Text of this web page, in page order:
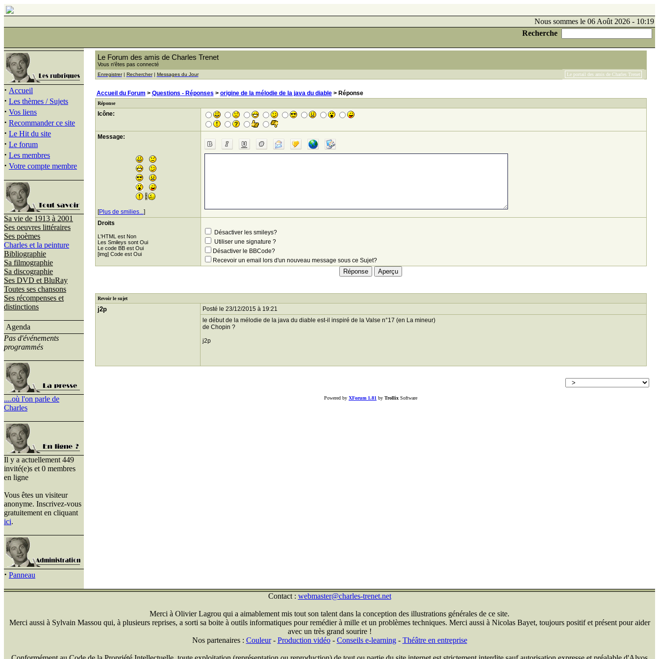
Nous sommes le 06 Août 2026 - 10:19
Recherche
· Accueil
· Les thèmes / Sujets
· Vos liens
· Recommander ce site
· Le Hit du site
· Le forum
· Les membres
· Votre compte membre
Sa vie de 1913 à 2001
Ses oeuvres littéraires
Ses poèmes
Charles et la peinture
Bibliographie
Sa filmographie
Sa discographie
Ses DVD et BluRay
Toutes ses chansons
Ses récompenses et
distinctions
Agenda
Pas d'événements
programmés
....où l'on parle de
Charles
Il y a actuellement 449
invité(e)s et 0 membres
en ligne
Vous êtes un visiteur
anonyme. Inscrivez-vous
gratuitement en cliquant
ici.
· Panneau
Le Forum des amis de Charles Trenet
Vous n'êtes pas connecté
Enregistrer| Rechercher| Messages du Jour Le portail des amis de Charles Trenet
Accueil du Forum > Questions - Réponses > origine de la mélodie de la java du diable> Réponse
Réponse
Icône:
Message:
[Plus de smilies...]
Droits
L'HTML est Non
Les Smileys sont Oui
Le code BB est Oui
[img] Code est Oui
Désactiver les smileys?
Utiliser une signature ?
Désactiver le BBCode?
Recevoir un email lors d'un nouveau message sous ce Sujet?
Revoir le sujet
j2p
Posté le 23/12/2015 à 19:21
le début de la mélodie de la java du diable est-il inspiré de la Valse n°17 (en La mineur)
de Chopin ?
j2p
Powered by XForum 1.81 by Trollix Software
Contact : webmaster@charles-trenet.net
Merci à Olivier Lagrou qui a aimablement mis tout son talent dans la conception des illustrations générales de ce site.
Merci aussi à Sylvain Massou qui, à plusieurs reprises, a sorti sa boite à outils informatiques pour remédier à mille et un problèmes techniques. Merci aussi à Nicolas Bayet, toujours positif et présent pour aider
avec un très grand sourire !
Nos partenaires : Couleur- Production vidéo- Conseils e-learning- Théâtre en entreprise